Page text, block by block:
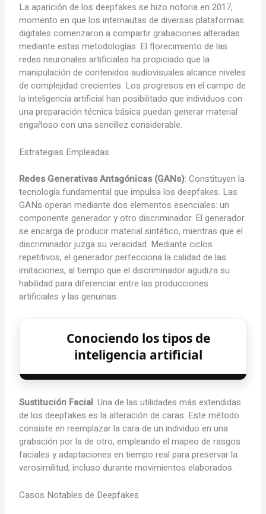
La aparición de los deepfakes se hizo notoria en 2017,
momento en que los internautas de diversas plataformas
digitales comenzaron a compartir grabaciones alteradas
mediante estas metodologías. El florecimiento de las
redes neuronales artificiales ha propiciado que la
manipulación de contenidos audiovisuales alcance niveles
de complejidad crecientes. Los progresos en el campo de
la inteligencia artificial han posibilitado que individuos con
una preparación técnica básica puedan generar material
engañoso con una sencillez considerable.
Estrategias Empleadas
Redes Generativas Antagónicas (GANs): Constituyen la
tecnología fundamental que impulsa los deepfakes. Las
GANs operan mediante dos elementos esenciales: un
componente generador y otro discriminador. El generador
se encarga de producir material sintético, mientras que el
discriminador juzga su veracidad. Mediante ciclos
repetitivos, el generador perfecciona la calidad de las
imitaciones, al tiempo que el discriminador agudiza su
habilidad para diferenciar entre las producciones
artificiales y las genuinas.
Conociendo los tipos de
inteligencia artificial
Sustitución Facial: Una de las utilidades más extendidas
de los deepfakes es la alteración de caras. Este método
consiste en reemplazar la cara de un individuo en una
grabación por la de otro, empleando el mapeo de rasgos
faciales y adaptaciones en tiempo real para preservar la
verosimilitud, incluso durante movimientos elaborados.
Casos Notables de Deepfakes